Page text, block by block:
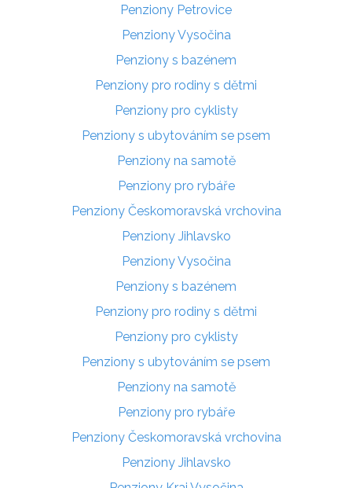
Penziony Petrovice
Penziony Vysočina
Penziony s bazénem
Penziony pro rodiny s dětmi
Penziony pro cyklisty
Penziony s ubytováním se psem
Penziony na samotě
Penziony pro rybáře
Penziony Českomoravská vrchovina
Penziony Jihlavsko
Penziony Vysočina
Penziony s bazénem
Penziony pro rodiny s dětmi
Penziony pro cyklisty
Penziony s ubytováním se psem
Penziony na samotě
Penziony pro rybáře
Penziony Českomoravská vrchovina
Penziony Jihlavsko